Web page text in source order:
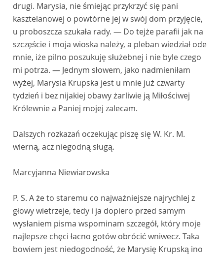
drugi. Marysia, nie śmiejąc przykrzyć się pani
kasztelanowej o powtórne jej w swój dom przyjęcie,
u proboszcza szukała rady. — Do tejże parafii jak na
szczęście i moja wioska należy, a pleban wiedział ode
mnie, iże pilno poszukuję służebnej i nie byle czego
mi potrza. — Jednym słowem, jako nadmieniłam
wyżej, Marysia Krupska jest u mnie już czwarty
tydzień i bez nijakiej obawy żarliwie ją Miłościwej
Królewnie a Paniej mojej zalecam.
Dalszych rozkazań oczekując piszę się W. Kr. M.
wierną, acz niegodną sługą.
Marcyjanna Niewiarowska
P. S. A że to staremu co najważniejsze najrychlej z
głowy wietrzeje, tedy i ja dopiero przed samym
wysłaniem pisma wspominam szczegół, który moje
najlepsze chęci łacno gotów obrócić wniwecz. Taka
bowiem jest niedogodność, że Marysię Krupską ino